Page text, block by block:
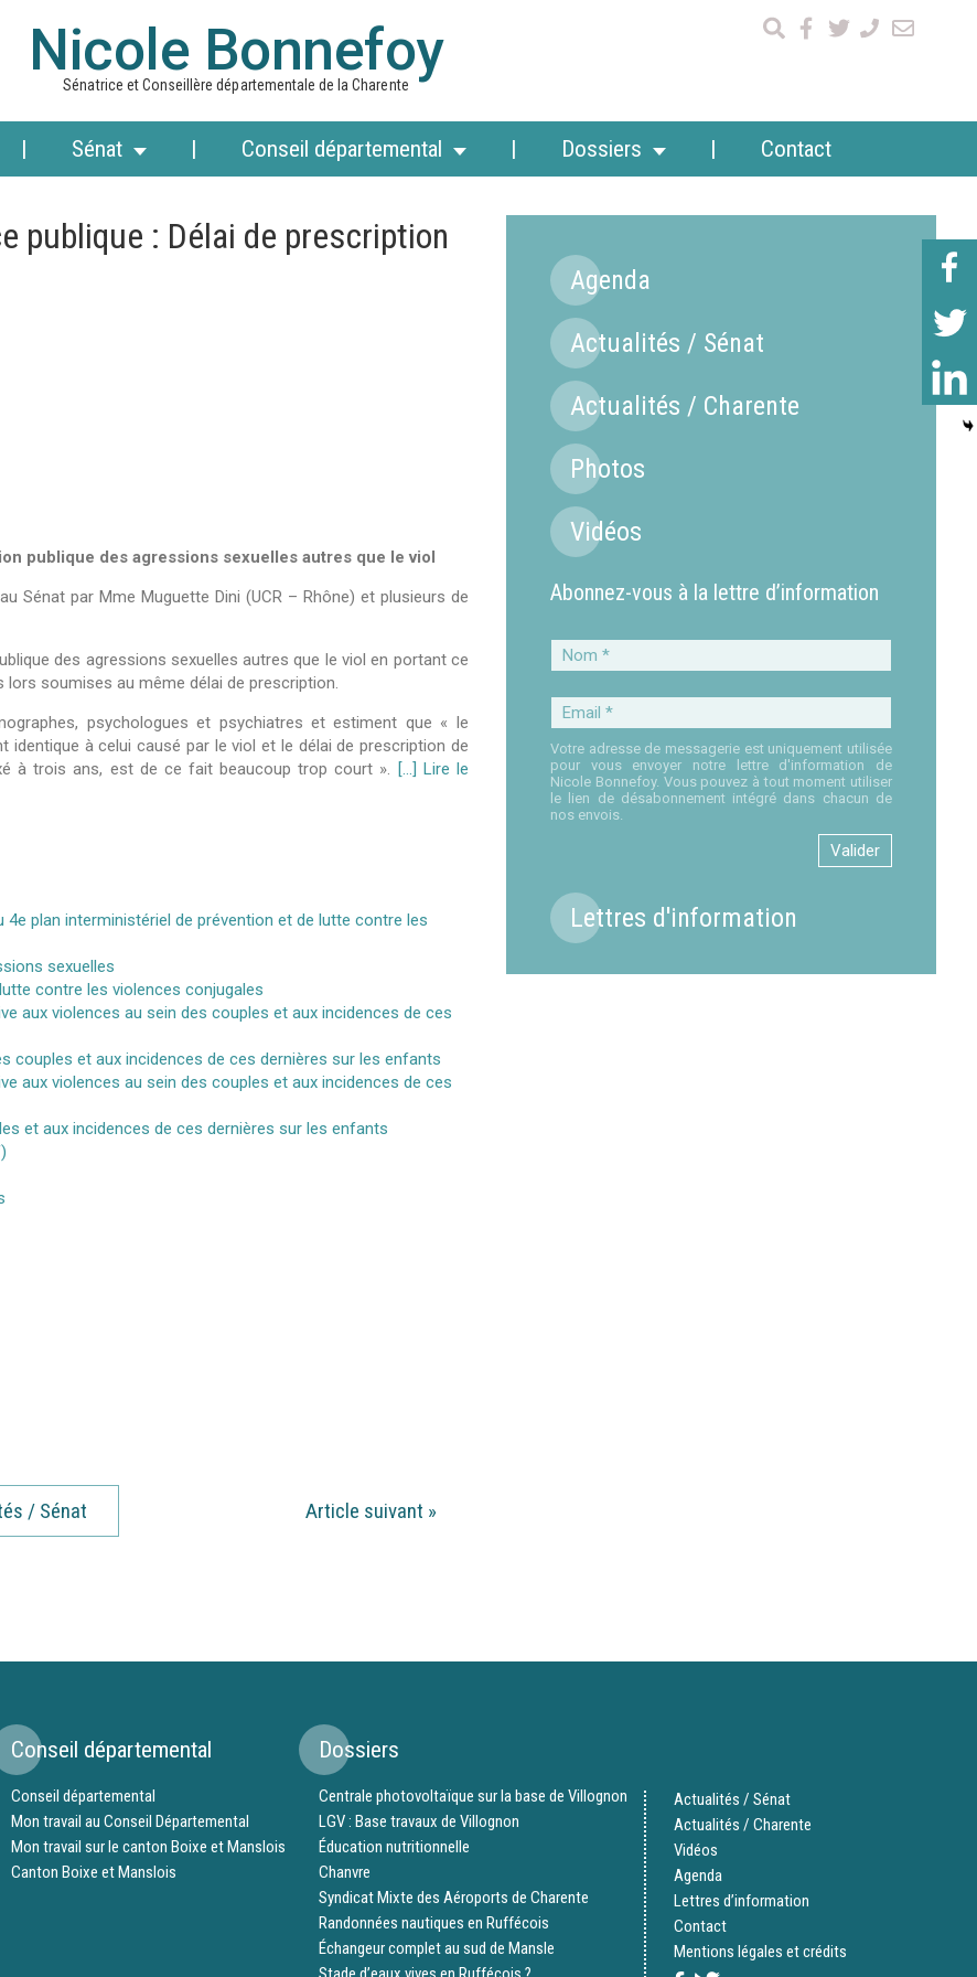
Nicole Bonnefoy
Sénatrice et Conseillère départementale de la Charente
Sénat Conseil départemental Dossiers Contact
publique : Délai de prescription
publique des agressions sexuelles autres que le viol
Sénat par Mme Muguette Dini (UCR – Rhône) et plusieurs de
des agressions sexuelles autres que le viol en portant ce
soumises au même délai de prescription.
psychologues et psychiatres et estiment que « le
à celui causé par le viol et le délai de prescription de
à trois ans, est de ce fait beaucoup trop court ». […] Lire le
plan interministériel de prévention et de lutte contre les
sexuelles
contre les violences conjugales
aux violences au sein des couples et aux incidences de ces
couples et aux incidences de ces dernières sur les enfants
aux violences au sein des couples et aux incidences de ces
et aux incidences de ces dernières sur les enfants
/ Sénat Article suivant »
Agenda
Actualités / Sénat
Actualités / Charente
Photos
Vidéos
Abonnez-vous à la lettre d’information
Nom
*
Email
*
Votre adresse de messagerie est uniquement utilisée
pour vous envoyer notre lettre d'information de
Nicole Bonnefoy. Vous pouvez à tout moment utiliser
le lien de désabonnement intégré dans chacun de
nos envois.
Lettres d'information
Conseil départemental
Conseil départemental
Mon travail au Conseil Départemental
Mon travail sur le canton Boixe et Manslois
Canton Boixe et Manslois
Dossiers
Centrale photovoltaïque sur la base de Villognon
LGV : Base travaux de Villognon
Éducation nutritionnelle
Chanvre
Syndicat Mixte des Aéroports de Charente
Randonnées nautiques en Ruffécois
Échangeur complet au sud de Mansle
Actualités / Sénat
Actualités / Charente
Vidéos
Agenda
Lettres d’information
Contact
Mentions légales et crédits